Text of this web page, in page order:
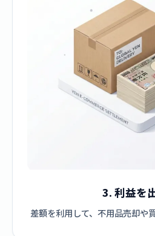
3. 利益を
差額を利用して、不用品売却や